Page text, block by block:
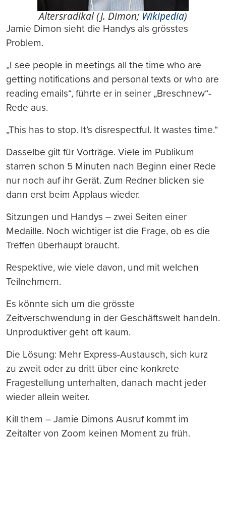
Altersradikal (J. Dimon;Wikipedia)
Jamie Dimon sieht die Handys als grösstes
Problem.
„I see people in meetings all the time who are
getting notifications and personal texts or who are
reading emails“, führte er in seiner „Breschnew“-
Rede aus.
„This has to stop. It’s disrespectful. It wastes time.“
Dasselbe gilt für Vorträge. Viele im Publikum
starren schon 5 Minuten nach Beginn einer Rede
nur noch auf ihr Gerät. Zum Redner blicken sie
dann erst beim Applaus wieder.
Sitzungen und Handys – zwei Seiten einer
Medaille. Noch wichtiger ist die Frage, ob es die
Treffen überhaupt braucht.
Respektive, wie viele davon, und mit welchen
Teilnehmern.
Es könnte sich um die grösste
Zeitverschwendung in der Geschäftswelt handeln.
Unproduktiver geht oft kaum.
Die Lösung: Mehr Express-Austausch, sich kurz
zu zweit oder zu dritt über eine konkrete
Fragestellung unterhalten, danach macht jeder
wieder allein weiter.
Kill them – Jamie Dimons Ausruf kommt im
Zeitalter von Zoom keinen Moment zu früh.